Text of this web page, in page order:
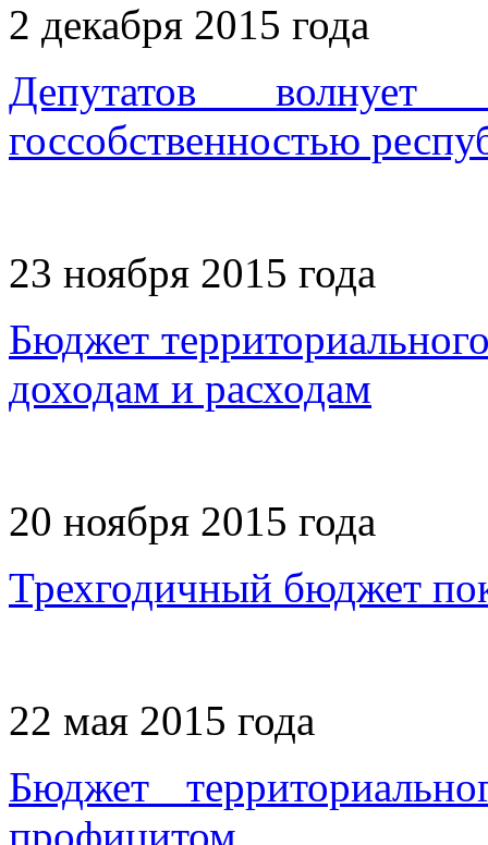
2 декабря 2015 года
Депутатов волнует
госсобственностью
23 ноября 2015 года
Бюджет
доходам и расходам
20 ноября 2015 года
Трехгодичный бюджет
22 мая 2015 года
Бюджет